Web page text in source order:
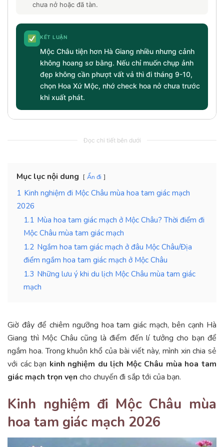
chưa nở hoặc đã tàn.
KẾT LUẬN
Mộc Châu tiện hơn Hà Giang nhiều nhưng cảnh
không hoang sơ bằng. Nếu chỉ muốn chụp ảnh
đẹp không cần phượt vất vả thì đi tháng 9-10,
chọn Hoa Xứ Mộc, nhớ check hoa nở chưa trước
khi xuất phát.
Đọc chi tiết bên dưới
Mục lục nội dung Ẩn đi
1 Kinh nghiệm đi Mộc Châu mùa hoa tam giác mạch
2026
1.1 Mùa hoa tam giác mạch ở Mộc Châu? Thời điểm đi
Mộc Châu mùa tam giác mạch
1.2 Ngắm hoa tam giác mạch ở đâu Mộc Châu/Địa
điểm ngắm hoa tam giác mạch ở Mộc Châu
1.3 Những lưu ý khi du lịch Mộc Châu mùa tam giác
mạch
Giờ đây để chiêm ngưỡng hoa tam giác mạch, bên cạnh Hà
Giang thì Mộc Châu cũng là điểm đến lí tưởng cho bạn để
ngắm hoa. Trong khuôn khổ của bài viết này, mình xin chia sẻ
với các bạn kinh nghiệm du lịch Mộc Châu mùa hoa tam
giác mạch trọn vẹn cho chuyến đi sắp tới của bạn.
Kinh nghiệm đi Mộc Châu mùa
hoa tam giác mạch 2026